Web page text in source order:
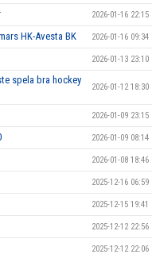
2026-01-16 22:15
HK-Avesta BK 2026-01-16 09:34
2026-01-13 23:10
spela bra hockey
2026-01-12 18:30
2026-01-09 23:15
2026-01-09 08:14
2026-01-08 18:46
2025-12-16 06:59
2025-12-15 19:41
2025-12-12 22:56
2025-12-12 22:06